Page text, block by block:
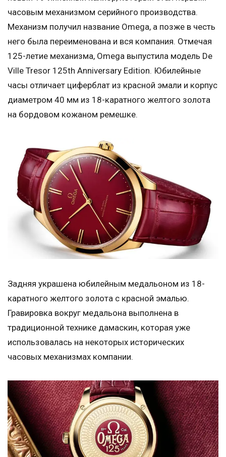
часовым механизмом серийного производства.
Механизм получил название Omega, а позже в честь
него была переименована и вся компания. Отмечая
125-летие механизма, Omega выпустила модель De
Ville Tresor 125th Anniversary Edition. Юбилейные
часы отличает циферблат из красной эмали и корпус
диаметром 40 мм из 18-каратного желтого золота
на бордовом кожаном ремешке.
Задняя украшена юбилейным медальоном из 18-
каратного желтого золота с красной эмалью.
Гравировка вокруг медальона выполнена в
традиционной технике дамаскин, которая уже
использовалась на некоторых исторических
часовых механизмах компании.